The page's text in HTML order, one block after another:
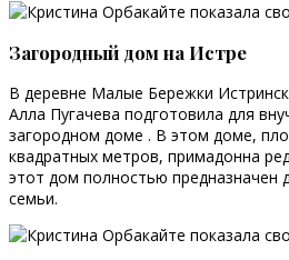
Загородный дом на Истре
В деревне Малые Бережки
Алла Пугачева подготовила для
загородном доме . В этом доме,
квадратных метров, примадонна
этот дом полностью предназначен
семьи.